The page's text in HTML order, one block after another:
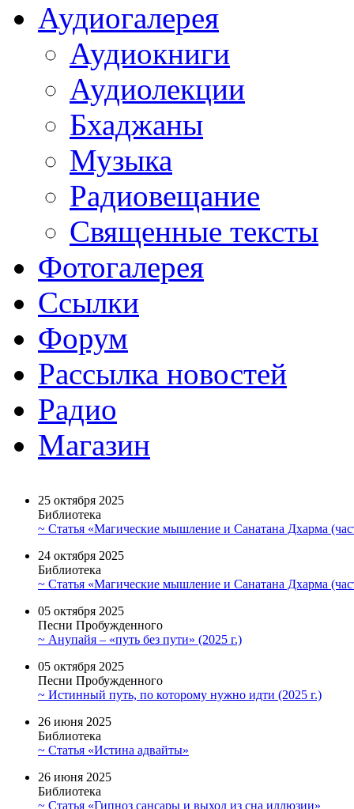
Аудиогалерея
Аудиокниги
Аудиолекции
Бхаджаны
Музыка
Радиовещание
Священные тексты
Фотогалерея
Ссылки
Форум
Рассылка новостей
Радио
Магазин
25 октября 2025
Библиотека
~ Статья «Магические мышление и Санатана Дхарма
24 октября 2025
Библиотека
~ Статья «Магические мышление и Санатана Дхарма
05 октября 2025
Песни Пробужденного
~ Анупайя – «путь без пути» (2025 г.)
05 октября 2025
Песни Пробужденного
~ Истинный путь, по которому нужно идти (2025 г.)
26 июня 2025
Библиотека
~ Статья «Истина адвайты»
26 июня 2025
Библиотека
~ Статья «Гипноз сансары и выход из сна иллюзии»